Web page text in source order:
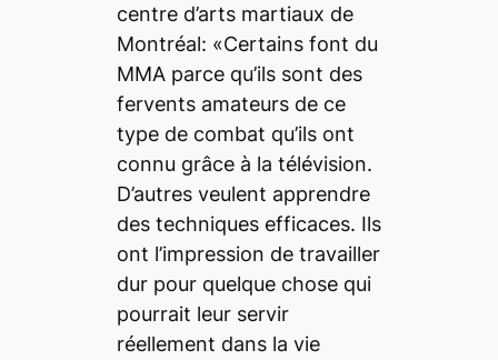
centre d’arts martiaux de
Montréal: «Certains font du
MMA parce qu’ils sont des
fervents amateurs de ce
type de combat qu’ils ont
connu grâce à la télévision.
D’autres veulent apprendre
des techniques efficaces. Ils
ont l’impression de travailler
dur pour quelque chose qui
pourrait leur servir
réellement dans la vie